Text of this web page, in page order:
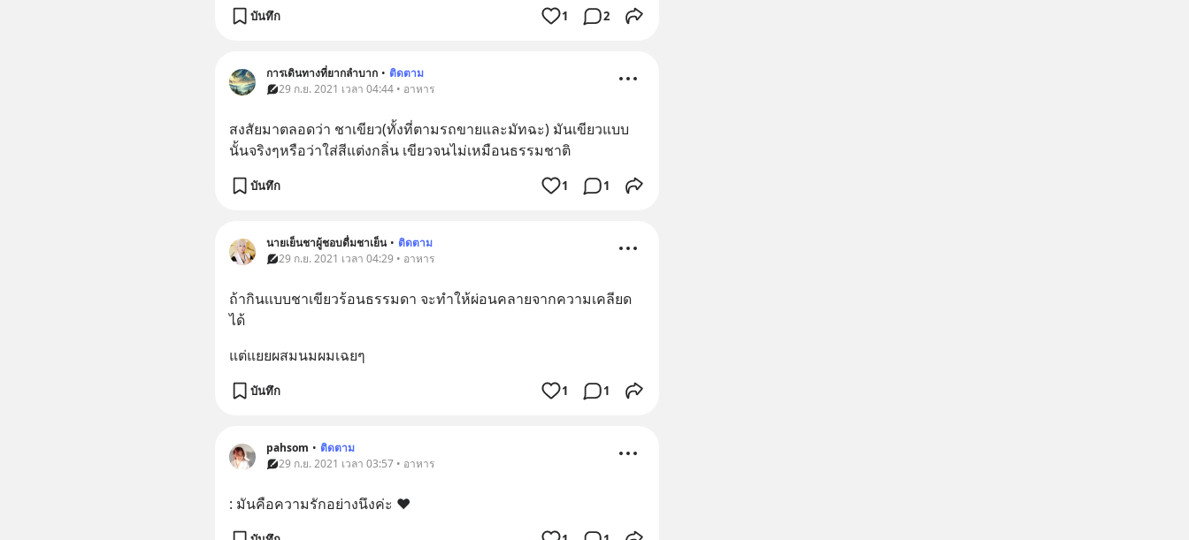
บันทึก 1 2
การเดินทางที่ยากลำบาก • ติดตาม
29 ก.ย. 2021 เวลา 04:44 • อาหาร
สงสัยมาตลอดว่า ชาเขียว(ทั้งที่ตามรถขายและมัทฉะ)​ มันเขียวแบบ
นั้นจริงๆหรือว่าใส่สีแต่งกลิ่น เขียวจนไม่เหมือนธรรมชาติ​
บันทึก 1 1
นายเย็นชาผู้ชอบดื่มชาเย็น • ติดตาม
29 ก.ย. 2021 เวลา 04:29 • อาหาร
ถ้ากินเเบบชาเขียวร้อนธรรมดา จะทำให้ผ่อนคลายจากความเคลียด
ได้
แต่แยยผสมนมผมเฉยๆ
บันทึก 1 1
pahsom • ติดตาม
29 ก.ย. 2021 เวลา 03:57 • อาหาร
: มันคือความรักอย่างนึงค่ะ ❤️